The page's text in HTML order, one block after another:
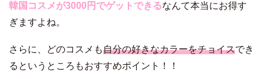
韓国コスメが3000円でゲットできるなんて本当にお得す
ぎますよね。
さらに、どのコスメも自分の好きなカラーをチョイスでき
るというところもおすすめポイント！！